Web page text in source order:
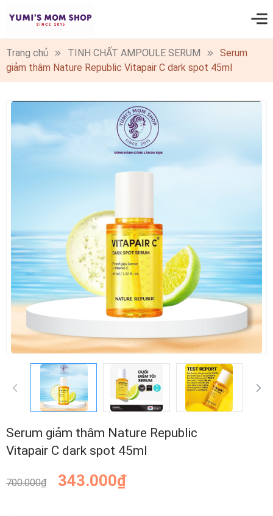
0
Trang chủ TINH CHẤT AMPOULE SERUM
Serum
giảm thâm Nature Republic Vitapair C dark spot 45ml
Serum giảm thâm Nature Republic
Vitapair C dark spot 45ml
700.000₫ 343.000₫